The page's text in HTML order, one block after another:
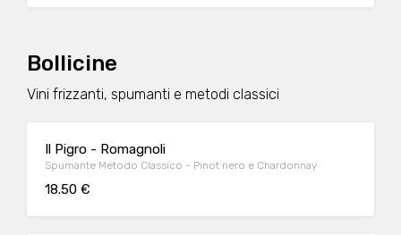
Bollicine
Vini frizzanti, spumanti e metodi classici
Il Pigro - Romagnoli
Spumante Metodo Classico - Pinot nero e Chardonnay
18.50 €